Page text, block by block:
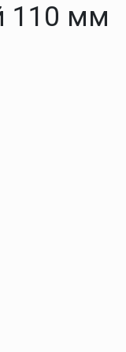
110 мм